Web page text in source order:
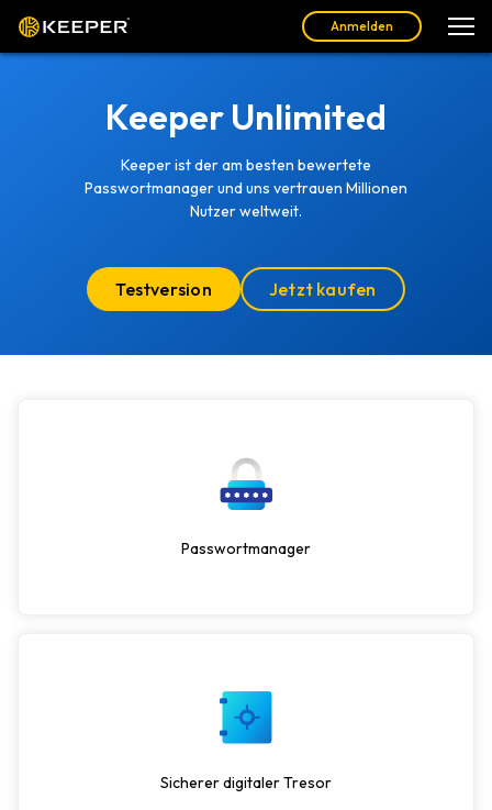
Anmelden
Keeper Unlimited
Keeper ist der am besten bewertete
Passwortmanager und uns vertrauen Millionen
Nutzer weltweit.
Testversion Jetzt kaufen
Passwortmanager
Sicherer digitaler Tresor